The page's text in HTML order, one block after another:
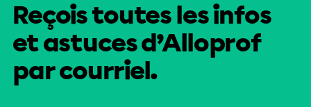
Reçois toutes les infos
et astuces d’Alloprof
par courriel.